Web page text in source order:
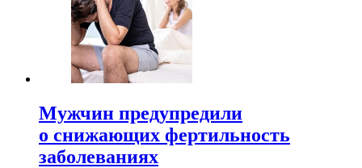
Мужчин предупредили
о снижающих фертильность
заболеваниях